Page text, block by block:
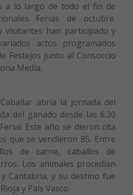
a lo largo de todo el fin de
Ferias de octubre.
visitantes han participado y
actos programados
Festejos junto al Consorcio
Media.
abría la jornada del
del ganado desde las 6:30
Este año se dieron cita
que se vendieron 85. Entre
de carne, caballos de
Los animales procedían
Cantabria, y su destino fue
y País Vasco.